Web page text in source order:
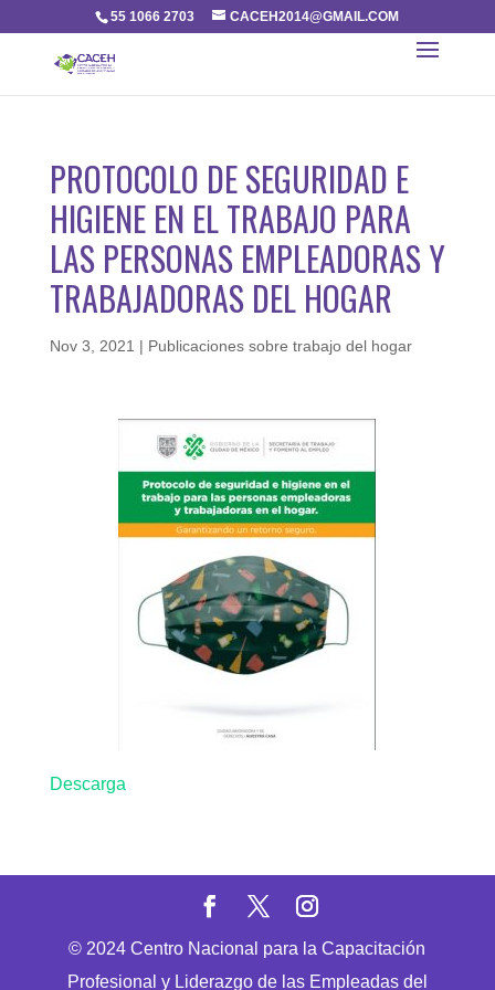
55 1066 2703 CACEH2014@GMAIL.COM
PROTOCOLO DE SEGURIDAD E
HIGIENE EN EL TRABAJO PARA
LAS PERSONAS EMPLEADORAS Y
TRABAJADORAS DEL HOGAR
Nov 3, 2021 | Publicaciones sobre trabajo del hogar
Descarga
© 2024 Centro Nacional para la Capacitación
Profesional y Liderazgo de las Empleadas del